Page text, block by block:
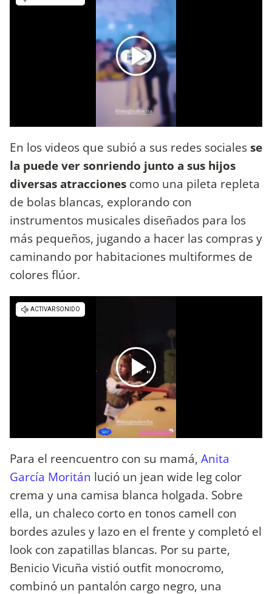
En los videos que subió a sus redes socialesse
la puede ver sonriendo junto a sus hijos
diversas atracciones como una pileta repleta
de bolas blancas, explorando con
instrumentos musicales diseñados para los
más pequeños, jugando a hacer las compras y
caminando por habitaciones multiformes de
colores flúor.
Para el reencuentro con su mamá, Anita
García Moritán lució un jean wide leg color
crema y una camisa blanca holgada. Sobre
ella, un chaleco corto en tonos camell con
bordes azules y lazo en el frente y completó el
look con zapatillas blancas. Por su parte,
Benicio Vicuña vistió outfit monocromo,
combinó un pantalón cargo negro, una